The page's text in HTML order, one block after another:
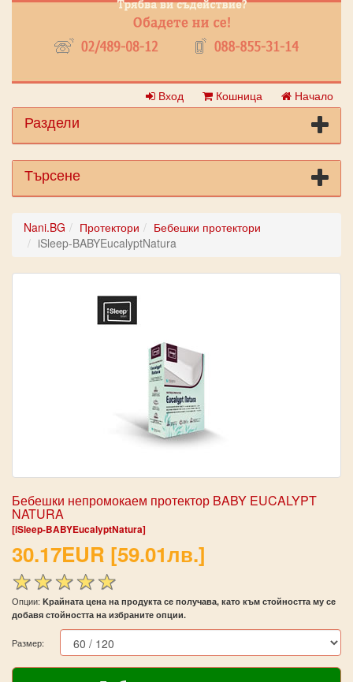
Вход Кошница Начало
Раздели
Търсене
Nani.BG Протектори
Бебешки протектори
iSleep-BABYEucalyptNatura
Бебешки непромокаем протектор BABY EUCALYPT
NATURA
[iSleep-BABYEucalyptNatura]
30.17EUR [59.01лв.]
Опции: Kрайната цена на продукта се получава, като към стойността му се
добавя стойността на избраните опции.
Размер: